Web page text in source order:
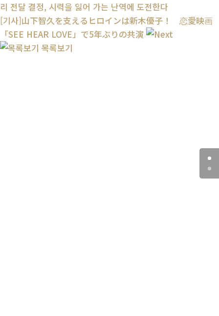
리 전달 결정, 시력을 잃어 가는 난역에 도전한다
[기사]山下智久を支えるヒロインは新木優子！ 恋愛映画
「SEE HEAR LOVE」で5年ぶりの共演
목록보기